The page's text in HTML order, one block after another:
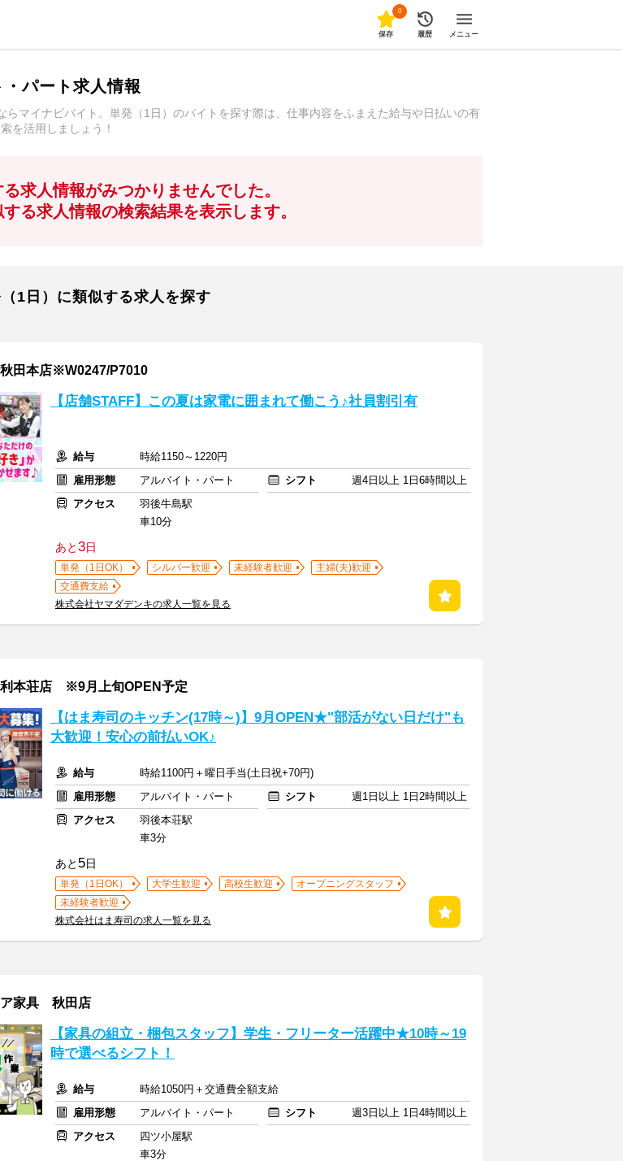
0
保存 履歴 メニュー
パート求人情報
マイナビバイト。単発（1日）のバイトを探す際は、仕事内容をふまえた給与や日払いの有
を活用しましょう！
求人情報がみつかりませんでした。
る求人情報の検索結果を表示します。
1日）に類似する求人を探す
田本店※W0247/P7010
【店舗STAFF】この夏は家電に囲まれて働こう♪社員割引有
給与
時給1150～1220円
雇用形態
アルバイト・パート シフト
週4日以上 1日6時間以上
アクセス
羽後牛島駅
車10分
あと3日
単発（1日OK） シルバー歓迎 未経験者歓迎
主婦(夫)歓迎
交通費支給
株式会社ヤマダデンキの求人一覧を見る
本荘店 ※9月上旬OPEN予定
【はま寿司のキッチン(17時～)】9月OPEN★"部活がない日だけ"も
大歓迎！安心の前払いOK♪
給与
時給1100円＋曜日手当(土日祝+70円)
雇用形態
アルバイト・パート シフト
週1日以上 1日2時間以上
アクセス
羽後本荘駅
車3分
あと 5日
単発（1日OK） 大学生歓迎 高校生歓迎
オープニングスタッフ
未経験者歓迎
株式会社はま寿司の求人一覧を見る
ア家具 秋田店
【家具の組立・梱包スタッフ】学生・フリーター活躍中★10時～19
時で選べるシフト！
給与
時給1050円＋交通費全額支給
雇用形態
アルバイト・パート シフト
週3日以上 1日4時間以上
アクセス
四ツ小屋駅
車3分